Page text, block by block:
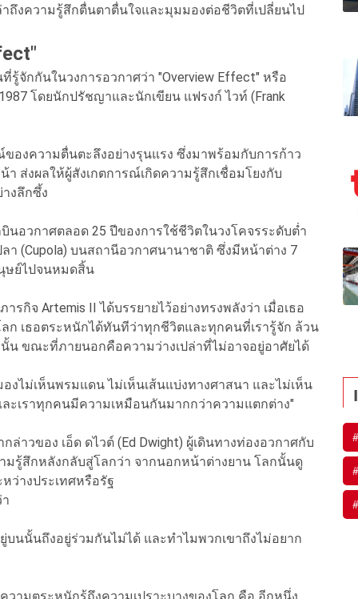
ถึงความรู้สึกตื่นตาตื่นใจและมุมมองต่อชีวิตที่เปลี่ยนไป
จักกันในวงการอวกาศว่า "Overview Effect" หรือ
โดยนักปรัชญาและนักเขียน แฟรงก์ ไวท์ (Frank
องความตื่นตะลึงอย่างรุนแรง ซึ่งมาพร้อมกับการก้าว
ส่งผลให้ผู้สังเกตการณ์เกิดความรู้สึกเชื่อมโยงกับ
งลึกซึ้ง
อวกาศตลอด 25 ปีของการใช้ชีวิตในวงโคจรระดับต่ำ
(Cupola) บนสถานีอวกาศนานาชาติ ซึ่งมีหน้าต่าง 7
ษย์ไปจนหมดสิ้น
รกิจ Artemis II ได้บรรยายไว้อย่างทรงพลังว่า เมื่อเธอ
ก เธอตระหนักได้ทันทีว่าทุกชีวิตและทุกคนที่เรารู้จัก ล้วน
น ขณะที่ภายนอกคือความว่างเปล่าที่ไม่อาจอยู่อาศัยได้
ไม่เห็นพรมแดน ไม่เห็นเส้นแบ่งทางศาสนา และไม่เห็น
ะเราทุกคนมีความเหมือนกันมากกว่าความแตกต่าง"
าวของ เอ็ด ดไวต์ (Ed Dwight) ผู้เดินทางท่องอวกาศกับ
ามรู้สึกหลังกลับสู่โลกว่า จากนอกหน้าต่างยาน โลกนั้นดู
ว่างประเทศหรือรัฐ
บนนั้นถึงอยู่ร่วมกันไม่ได้ และทำไมพวกเขาถึงไม่อยาก
#
#
#